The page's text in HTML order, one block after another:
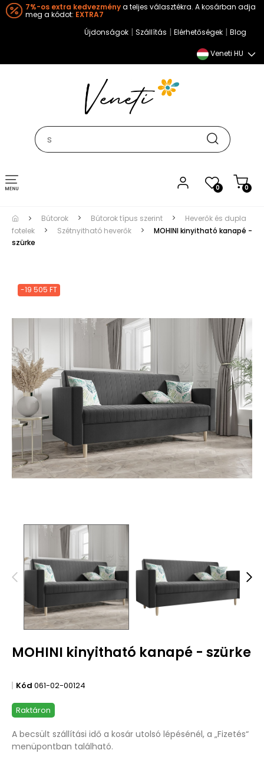
7%-os extra kedvezménya teljes választékra. A kosárban adja
meg a kódot: EXTRA7
Újdonságok | Szállítás | Elérhetőségek | Blog
Veneti HU
0 0
Toggle
navigation
Bútorok Bútorok típus szerint
Heverők és dupla
fotelek
Szétnyitható heverők
MOHINI kinyitható kanapé -
szürke
-19 505 FT
MOHINI kinyitható kanapé - szürke
Kód 061-02-00124
Raktáron
A becsült szállítási idő a kosár utolsó lépésénél, a „Fizetés“
menüpontban található.